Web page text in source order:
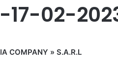
17-02-
COMPANY » S.A.R.L